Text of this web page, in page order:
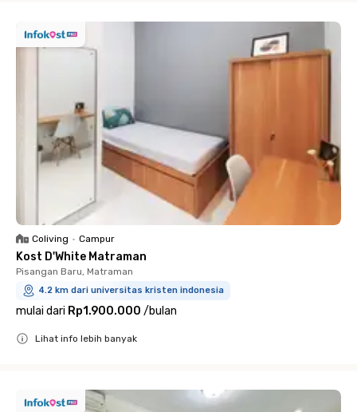
Coliving • Campur
Kost D'White Matraman
Pisangan Baru, Matraman
4.2 km dari universitas kristen indonesia
mulai dari Rp1.900.000 /bulan
Lihat info lebih banyak